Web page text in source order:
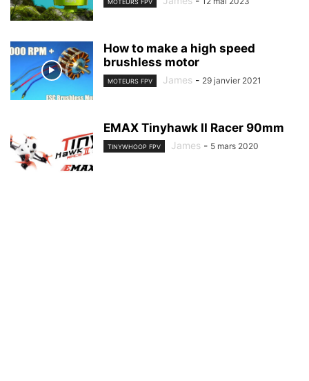
MOTEURS FPV
How to make a high speed
brushless motor
MOTEURS FPV James - 29 janvier 2021
EMAX Tinyhawk II Racer 90mm
TINYWHOOP FPV James - 5 mars 2020